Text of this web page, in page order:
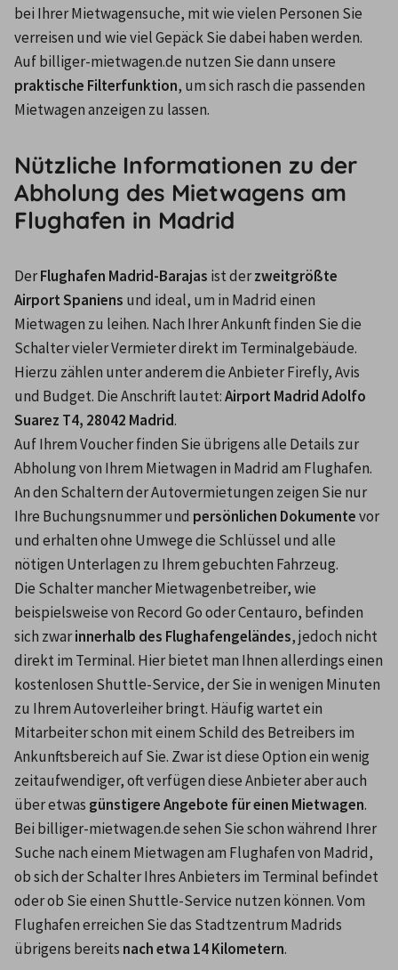
bei Ihrer Mietwagensuche, mit wie vielen Personen Sie
verreisen und wie viel Gepäck Sie dabei haben werden.
praktische Filterfunktion, um sich rasch die passenden
Mietwagen anzeigen zu lassen.
Nützliche Informationen zu der
Abholung des Mietwagens am
Flughafen in Madrid
Der Flughafen Madrid-Barajas ist der zweitgrößte
Airport Spaniens und ideal, um in Madrid einen
Mietwagen zu leihen. Nach Ihrer Ankunft finden Sie die
Schalter vieler Vermieter direkt im Terminalgebäude.
Hierzu zählen unter anderem die Anbieter Firefly, Avis
und Budget. Die Anschrift lautet: Airport Madrid Adolfo
Suarez T4, 28042 Madrid.
Auf Ihrem Voucher finden Sie übrigens alle Details zur
Abholung von Ihrem Mietwagen in Madrid am Flughafen.
An den Schaltern der Autovermietungen zeigen Sie nur
Ihre Buchungsnummer und persönlichen Dokumente vor
und erhalten ohne Umwege die Schlüssel und alle
nötigen Unterlagen zu Ihrem gebuchten Fahrzeug.
Die Schalter mancher Mietwagenbetreiber, wie
beispielsweise von Record Go oder Centauro, befinden
sich zwar innerhalb des Flughafengeländes, jedoch nicht
direkt im Terminal. Hier bietet man Ihnen allerdings einen
kostenlosen Shuttle-Service, der Sie in wenigen Minuten
zu Ihrem Autoverleiher bringt. Häufig wartet ein
Mitarbeiter schon mit einem Schild des Betreibers im
Ankunftsbereich auf Sie. Zwar ist diese Option ein wenig
zeitaufwendiger, oft verfügen diese Anbieter aber auch
über etwas günstigere Angebote für einen Mietwagen.
Bei billiger-mietwagen.de sehen Sie schon während Ihrer
Suche nach einem Mietwagen am Flughafen von Madrid,
ob sich der Schalter Ihres Anbieters im Terminal befindet
oder ob Sie einen Shuttle-Service nutzen können. Vom
Flughafen erreichen Sie das Stadtzentrum Madrids
übrigens bereits nach etwa 14 Kilometern.